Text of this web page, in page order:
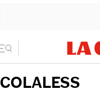
COLALESS